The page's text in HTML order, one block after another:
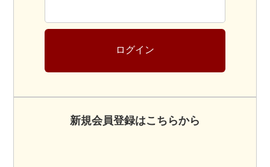
ログイン
新規会員登録はこちらから